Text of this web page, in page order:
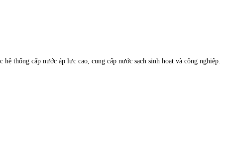
hệ thống cấp nước áp lực cao, cung cấp nước sạch sinh hoạt và công nghiệp.